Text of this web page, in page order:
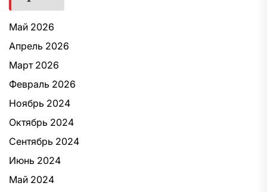
Май 2026
Апрель 2026
Март 2026
Февраль 2026
Ноябрь 2024
Октябрь 2024
Сентябрь 2024
Июнь 2024
Май 2024